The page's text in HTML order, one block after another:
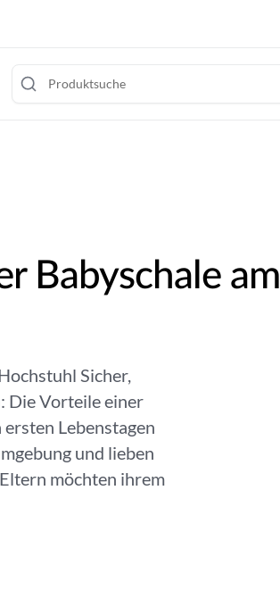
Babyschale am
Sicher,
Die Vorteile einer
Lebenstagen
und lieben
möchten ihrem